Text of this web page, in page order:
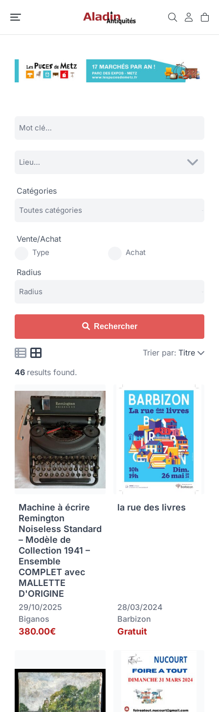
Catégories
Vente/Achat
Type Achat
Radius
Rechercher
Trier par: Titre
46 results found.
Machine à écrire
Remington
Noiseless Standard
– Modèle de
Collection 1941 –
Ensemble
COMPLET avec
MALLETTE
D'ORIGINE
29/10/2025
Biganos
380.00€
la rue des livres
28/03/2024
Barbizon
Gratuit